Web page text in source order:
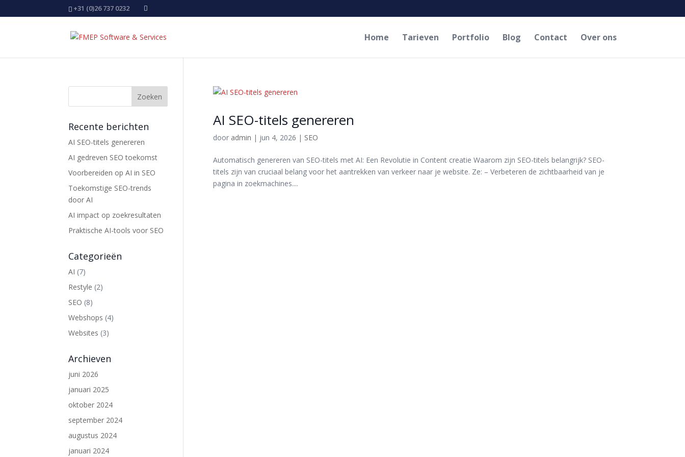
+31 (0)26 737 0232
Home Tarieven Portfolio Blog Contact Over ons
AI SEO-titels genereren
door admin | jun 4, 2026 | SEO
Automatisch genereren van SEO-titels met AI: Een Revolutie in Content creatie Waarom zijn SEO-titels belangrijk? SEO-
titels zijn van cruciaal belang voor het aantrekken van verkeer naar je website. Ze: – Verbeteren de zichtbaarheid van je
pagina in zoekmachines....
Recente berichten
AI SEO-titels genereren
AI gedreven SEO toekomst
Voorbereiden op AI in SEO
Toekomstige SEO-trends
door AI
AI impact op zoekresultaten
Praktische AI-tools voor SEO
Categorieën
AI (7)
Restyle (2)
SEO (8)
Webshops (4)
Websites (3)
Archieven
juni 2026
januari 2025
oktober 2024
september 2024
augustus 2024
januari 2024